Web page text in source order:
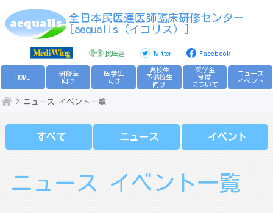
to
全日本民医連医師臨床研修センター
[aequalis（イコリス）]
民医連 Twitter Facebook
HOME
研修医
向け
医学生
向け
高校生
予備校生
向け
奨学金
制度
について
ニュース
イベント
ニュース イベント一覧
すべて ニュース イベント
ニュース イベント一覧